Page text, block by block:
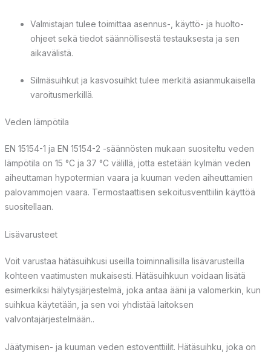
Valmistajan tulee toimittaa asennus-, käyttö- ja huolto-
ohjeet sekä tiedot säännöllisestä testauksesta ja sen
aikavälistä.
Silmäsuihkut ja kasvosuihkt tulee merkitä asianmukaisella
varoitusmerkillä.
Veden lämpötila
EN 15154-1 ja EN 15154-2 -säännösten mukaan suositeltu veden
lämpötila on 15 °C ja 37 °C välillä, jotta estetään kylmän veden
aiheuttaman hypotermian vaara ja kuuman veden aiheuttamien
palovammojen vaara. Termostaattisen sekoitusventtiilin käyttöä
suositellaan.
Lisävarusteet
Voit varustaa hätäsuihkusi useilla toiminnallisilla lisävarusteilla
kohteen vaatimusten mukaisesti. Hätäsuihkuun voidaan lisätä
esimerkiksi hälytysjärjestelmä, joka antaa ääni ja valomerkin, kun
suihkua käytetään, ja sen voi yhdistää laitoksen
valvontajärjestelmään..
Jäätymisen- ja kuuman veden estoventtiilit. Hätäsuihku, joka on